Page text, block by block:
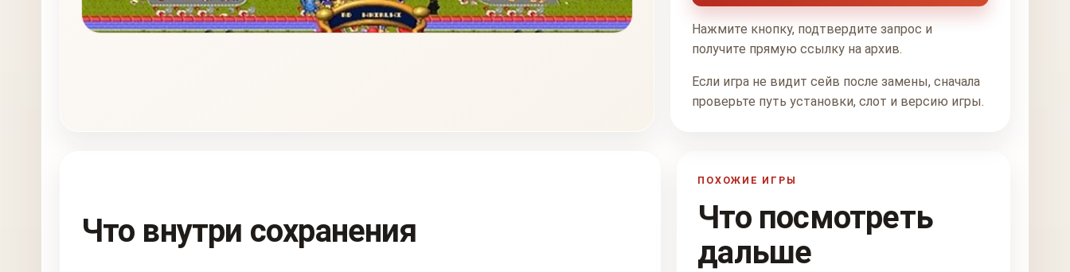
Нажмите кнопку, подтвердите запрос и
получите прямую ссылку на архив.
Если игра не видит сейв после замены, сначала
проверьте путь установки, слот и версию игры.
Что внутри сохранения
ПОХОЖИЕ ИГРЫ
Что посмотреть
дальше